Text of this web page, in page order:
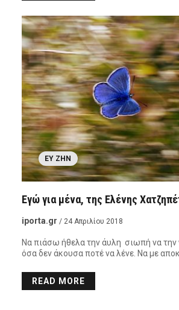
ΕΥ ΖΗΝ
Εγώ για μένα, της Ελένης
iporta.gr / 24 Απριλίου 2018
Να πιάσω ήθελα την άυλη σιωπή να την
όσα δεν άκουσα ποτέ να λένε. Να με
READ MORE